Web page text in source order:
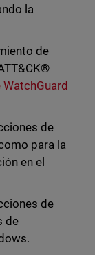
la
de
de
para la
en el
de
de